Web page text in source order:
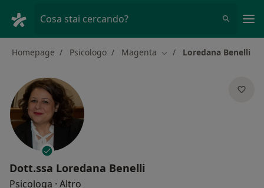
Cosa stai cercando?
Homepage Psicologo Magenta Cambia città
Loredana Benelli
Dott.ssa Loredana Benelli
Psicologa · Altro